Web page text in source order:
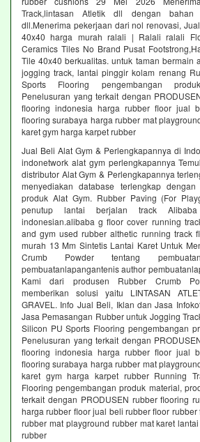
Track,lintasan Atletik dll dengan bahan
dll.Menerima pekerjaan dari nol renovasi,
40x40 harga murah ralali | Ralali ralali
Ceramics Tiles No Brand Pusat
Tile 40x40 berkualitas. untuk taman bermain
jogging track, lantai pinggir kolam renang
Sports Flooring pengembangan
Penelusuran yang terkait dengan
flooring indonesia harga rubber floor jual
flooring surabaya harga rubber mat
karet gym harga karpet rubber
Jual Beli Alat Gym & Perlengkapannya di
indonetwork alat gym perlengkapannya
distributor Alat Gym & Perlengkapannya
menyediakan database terlengkap
produk Alat Gym. Rubber Paving (For
penutup lantai berjalan track Alibaba
indonesian.alibaba g floor cover running
and gym used rubber althetic running track
murah 13 Mm Sintetis Lantai Karet Untuk
Crumb Powder tentang
pembuatanlapangantenis author
Kami dari produsen Rubber Crumb
memberikan solusi yaitu LINTASAN
GRAVEL. Info Jual Beli, Iklan dan Jasa
Jasa Pemasangan Rubber untuk Jogging
Silicon PU Sports Flooring pengembangan
Penelusuran yang terkait dengan
flooring indonesia harga rubber floor jual
flooring surabaya harga rubber mat
karet gym harga karpet rubber Running
Flooring pengembangan produk material,
terkait dengan PRODUSEN rubber flooring
harga rubber floor jual beli rubber floor
rubber mat playground rubber mat karet
rubber